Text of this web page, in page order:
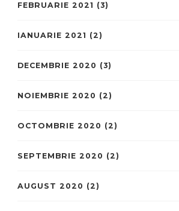
FEBRUARIE 2021 (3)
IANUARIE 2021 (2)
DECEMBRIE 2020 (3)
NOIEMBRIE 2020 (2)
OCTOMBRIE 2020 (2)
SEPTEMBRIE 2020 (2)
AUGUST 2020 (2)